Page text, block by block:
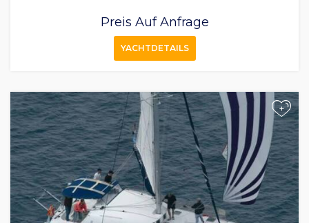
Preis Auf Anfrage
YACHTDETAILS
+